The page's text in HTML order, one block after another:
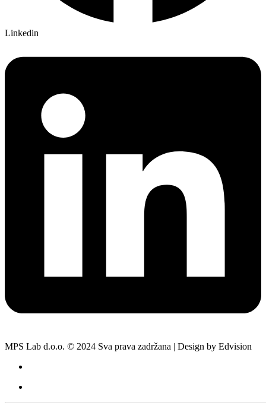
Linkedin
MPS Lab d.o.o. © 2024 Sva prava zadržana | Design by Edvision